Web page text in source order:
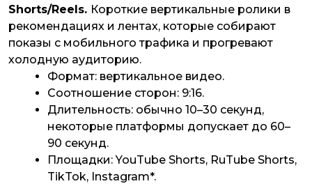
Shorts/Reels. Короткие вертикальные ролики в
рекомендациях и лентах, которые собирают
показы с мобильного трафика и прогревают
холодную аудиторию.
Формат: вертикальное видео.
Соотношение сторон: 9:16.
Длительность: обычно 10–30 секунд,
некоторые платформы допускает до 60–
90 секунд.
Площадки: YouTube Shorts, RuTube Shorts,
TikTok, Instagram*.